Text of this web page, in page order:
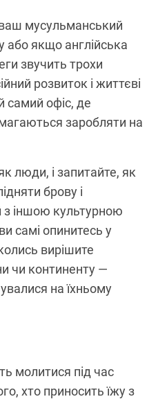
мусульманський
або якщо англійська
звучить трохи
розвиток і життєві
самий офіс, де
заробляти на
люди, і запитайте, як
брову і
з іншою культурною
самі опинитесь у
вирішите
чи континенту —
на їхньому
молитися під час
хто приносить їжу з